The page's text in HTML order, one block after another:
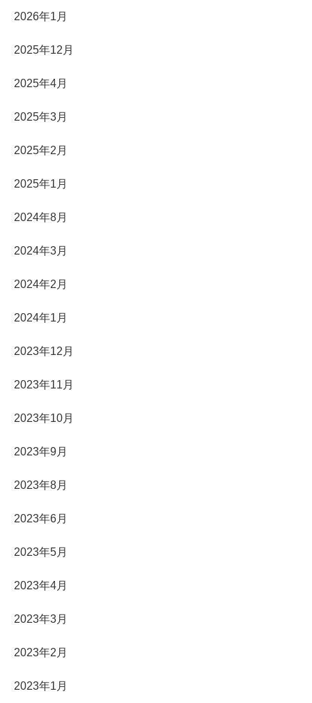
2026年1月
2025年12月
2025年4月
2025年3月
2025年2月
2025年1月
2024年8月
2024年3月
2024年2月
2024年1月
2023年12月
2023年11月
2023年10月
2023年9月
2023年8月
2023年6月
2023年5月
2023年4月
2023年3月
2023年2月
2023年1月